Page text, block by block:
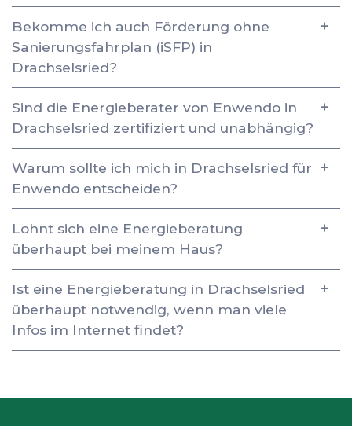
Bekomme ich auch Förderung ohne
Sanierungsfahrplan (iSFP) in
Drachselsried?
Sind die Energieberater von Enwendo in
Drachselsried zertifiziert und unabhängig?
Warum sollte ich mich in Drachselsried für
Enwendo entscheiden?
Lohnt sich eine Energieberatung
überhaupt bei meinem Haus?
Ist eine Energieberatung in Drachselsried
überhaupt notwendig, wenn man viele
Infos im Internet findet?